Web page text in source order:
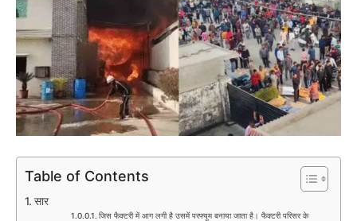
Table of Contents
सार
जिस फैक्टरी में आग लगी है उसमें परफ्यूम बनाया जाता है। फैक्टरी परिसर के